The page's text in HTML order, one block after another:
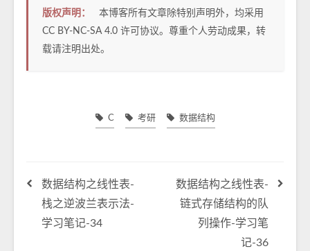
版权声明：
本博客所有文章除特别声明外，均采用
CC BY-NC-SA 4.0 许可协议。尊重个人劳动成果，转
载请注明出处。
C 考研 数据结构
数据结构之线性表-
栈之逆波兰表示法-
学习笔记-34
数据结构之线性表-
链式存储结构的队
列操作-学习笔
记-36